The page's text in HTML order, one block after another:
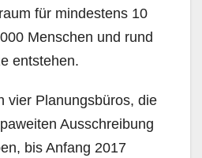
für mindestens 10
Menschen und rund
entstehen.
vier Planungsbüros, die
Ausschreibung
bis Anfang 2017